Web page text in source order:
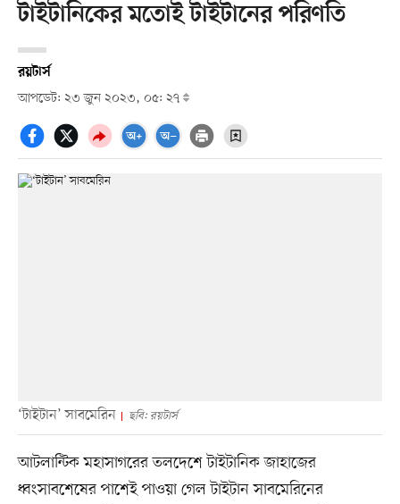
টাইটানিকের মতোই টাইটানের পরিণতি
রয়টার্স
আপডেট: ২৩ জুন ২০২৩, ০৫: ২৭
‘টাইটান’ সাবমেরিন ছবি: রয়টার্স
আটলান্টিক মহাসাগরের তলদেশে টাইটানিক জাহাজের
ধ্বংসাবশেষের পাশেই পাওয়া গেল টাইটান সাবমেরিনের